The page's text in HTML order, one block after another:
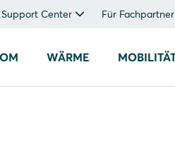
Support Center Für Fachpartner
WÄRME